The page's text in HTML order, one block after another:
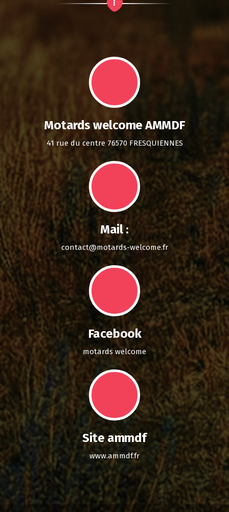
Motards welcome AMMDF
41 rue du centre 76570 FRESQUIENNES
Mail :
contact@motards-welcome.fr
Facebook
motards welcome
Site ammdf
www.ammdf.fr